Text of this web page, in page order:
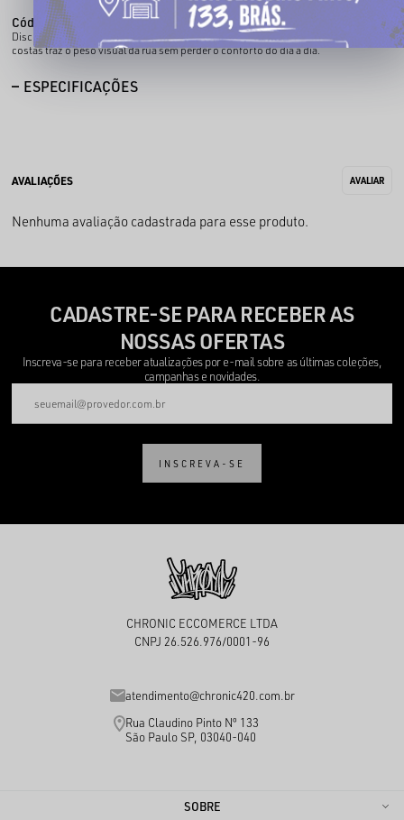
Código identificador (SKU):
100470401
Discreta na forma, forte na mensagem. A estampa em silk na frente e bordado nas
costas traz o peso visual da rua sem perder o conforto do dia a dia.
ESPECIFICAÇÕES
Nenhuma avaliação cadastrada para esse produto.
CADASTRE-SE PARA RECEBER AS
NOSSAS OFERTAS
Inscreva-se para receber atualizações por e-mail sobre as últimas coleções,
campanhas e novidades.
INSCREVA-SE
CHRONIC ECCOMERCE LTDA
CNPJ 26.526.976/0001-96
atendimento@chronic420.com.br
Rua Claudino Pinto Nº 133
São Paulo SP, 03040-040
SOBRE